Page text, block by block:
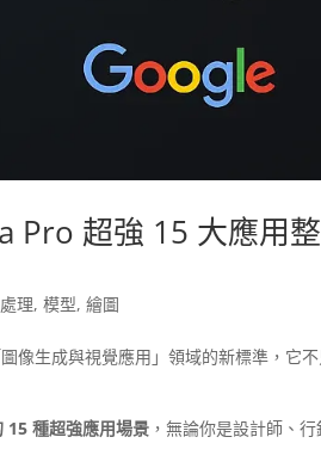
超強 15 大應用
理,模型,繪圖
像生成與視覺應用」領域的新標準，它
種超強應用場景 ，無論你是設計師、